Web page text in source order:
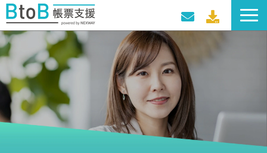
サービス一覧
導入事例
料金プラン
セミナー・イベント